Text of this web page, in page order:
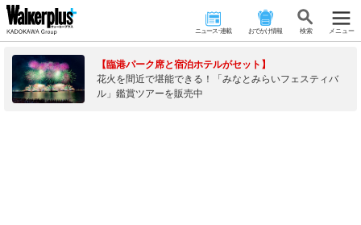
ニュース･連載 おでかけ情報 検 索 メニュー
【臨港パーク席と宿泊ホテルがセット】
花火を間近で堪能できる！「みなとみらいフェスティバ
ル」鑑賞ツアーを販売中